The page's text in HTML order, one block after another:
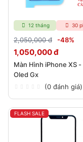
12 tháng 30
2,050,000 đ -48%
1,050,000 đ
Màn Hình iPhone XS -
Oled Gx
(0 đánh giá)
FLASH SALE